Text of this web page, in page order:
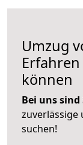
Umzug
können
Bei uns
zuverlässige
suchen!